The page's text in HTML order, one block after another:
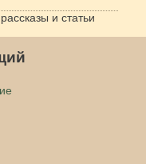
и статьи